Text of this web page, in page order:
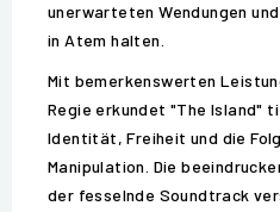
unerwarteten Wendungen
in Atem halten.
Mit bemerkenswerten
Regie erkundet "The Island"
Identität, Freiheit und die
Manipulation. Die
der fesselnde Soundtrack